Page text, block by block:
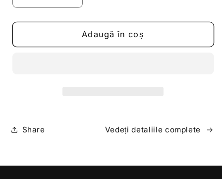
cantitatea
pentru
la
cantitatea
pentru
De
la
Adaugă în coș
Share Vedeți detaliile complete